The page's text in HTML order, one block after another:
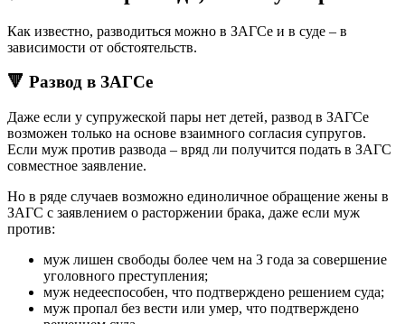
Как известно, разводиться можно в ЗАГСе и в суде – в
зависимости от обстоятельств.
🔻 Развод в ЗАГСе
Даже если у супружеской пары нет детей, развод в ЗАГСе
возможен только на основе взаимного согласия супругов.
Если муж против развода – вряд ли получится подать в ЗАГС
совместное заявление.
Но в ряде случаев возможно единоличное обращение жены в
ЗАГС с заявлением о расторжении брака, даже если муж
против:
муж лишен свободы более чем на 3 года за совершение
уголовного преступления;
муж недееспособен, что подтверждено решением суда;
муж пропал без вести или умер, что подтверждено